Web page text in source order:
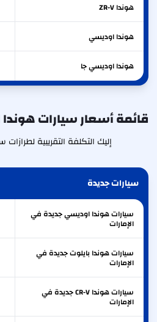
هونداZR-V
هوندااوديسي
هوندااوديسي جا
قائمة أسعار سيارات هوندا
إليك التكلفة التقريبية
سيارات جديدة
سيارات هوندا اوديسي جديدة في
الإمارات
سيارات هوندا بايلوت جديدة في
الإمارات
سيارات هوندا CR-V جديدة في
الإمارات